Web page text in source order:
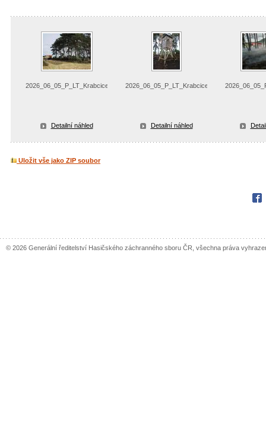
2026_06_05_P_LT_Krabcice_pozar_strniste
Detailní náhled
2026_06_05_P_LT_Krabcice_pozar_strniste
Detailní náhled
Uložit vše jako ZIP soubor
© 2026 Generální ředitelství Hasičského záchranného sboru ČR, všechna práva